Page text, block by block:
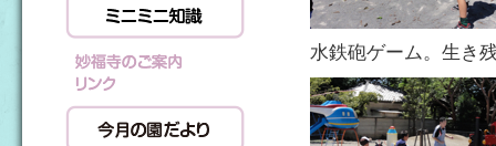
水鉄砲ゲーム。生き